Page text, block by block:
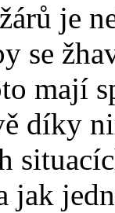
je
se
mají
díky
jak